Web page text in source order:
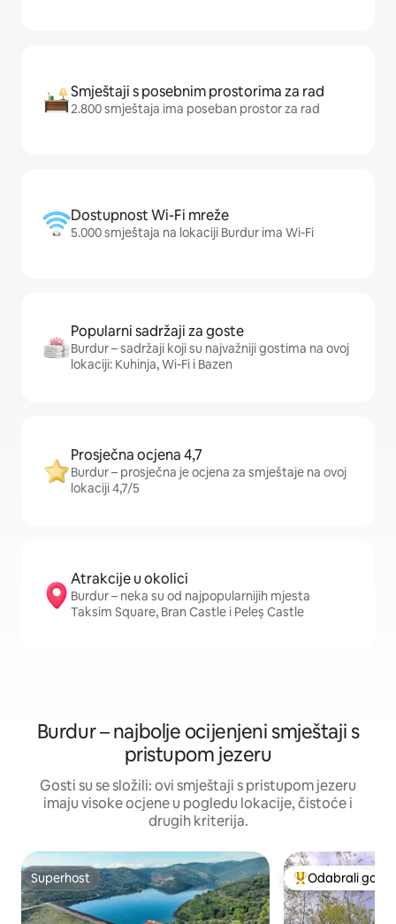
Smještaji s posebnim prostorima za rad
2.800 smještaja ima poseban prostor za rad
Dostupnost Wi-Fi mreže
5.000 smještaja na lokaciji Burdur ima Wi-Fi
Popularni sadržaji za goste
Burdur – sadržaji koji su najvažniji gostima na ovoj
lokaciji: Kuhinja, Wi-Fi i Bazen
Prosječna ocjena 4,7
Burdur – prosječna je ocjena za smještaje na ovoj
lokaciji 4,7/5
Atrakcije u okolici
Burdur – neka su od najpopularnijih mjesta
Taksim Square, Bran Castle i Peleș Castle
Burdur – najbolje ocijenjeni smještaji s
pristupom jezeru
Gosti su se složili: ovi smještaji s pristupom jezeru
imaju visoke ocjene u pogledu lokacije, čistoće i
drugih kriterija.
Superhost
Superhost Među najviše
Odabrali gosti